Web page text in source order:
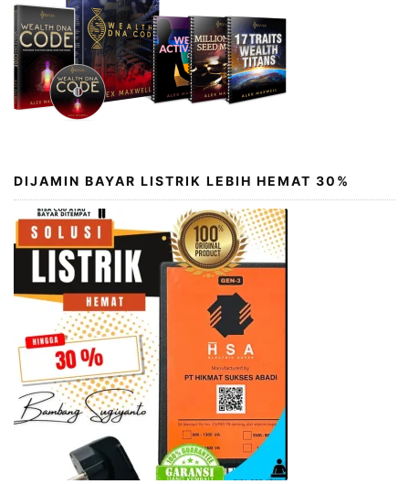
DIJAMIN BAYAR LISTRIK LEBIH HEMAT 30%